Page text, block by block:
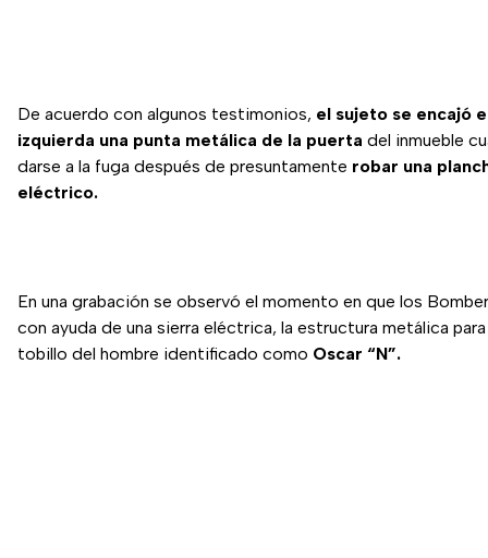
De acuerdo con algunos testimonios, el sujeto se encajó
izquierda una punta metálica de la puerta del inmueble
darse a la fuga después de presuntamente robar una
eléctrico.
En una grabación se observó el momento en que los
con ayuda de una sierra eléctrica, la estructura metálica
tobillo del hombre identificado como Oscar “N”.